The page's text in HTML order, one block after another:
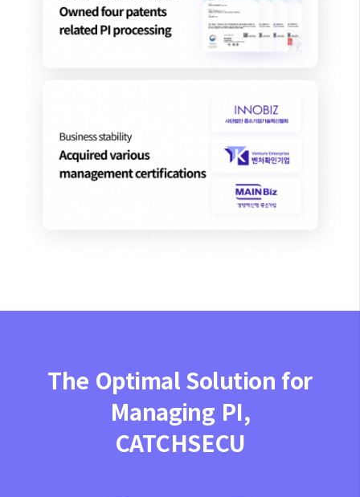
The Optimal Solution for
Managing PI,
CATCHSECU